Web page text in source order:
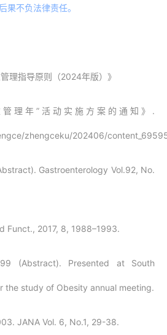
果不负法律责任。
理指导原则（2024年版）》
理年”活动实施方案的通知》.
zhengceku/202406/
Gastroenterology Vol.92, No.
Funct., 2017, 8, 1988–1993.
(Abstract). Presented at South
the study of Obesity annual meeting.
JANA Vol. 6, No.1, 29-38.